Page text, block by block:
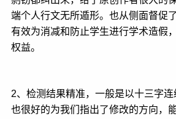
端个人行文无所遁形。也从侧面督促
有效为消减和防止学生进行学术造假
权益。
2、检测结果精准，一般是以十三字连
也很好的为我们指出了修改的方向，